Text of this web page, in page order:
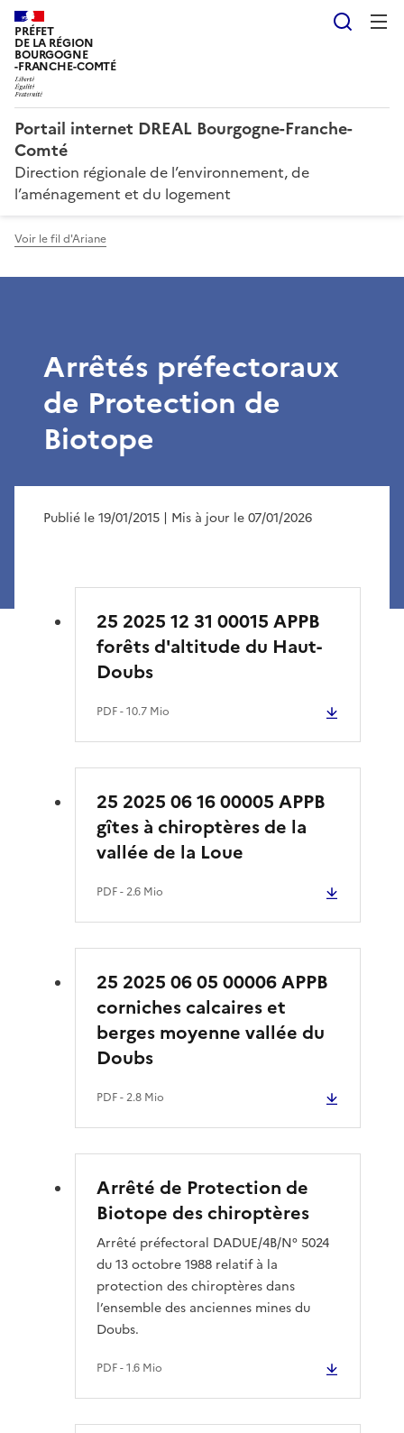
PRÉFET
DE LA RÉGION
BOURGOGNE
-FRANCHE-COMTÉ
Portail internet DREAL Bourgogne-Franche-
Comté
Direction régionale de l’environnement, de
l’aménagement et du logement
Voir le fil d'Ariane
Arrêtés préfectoraux
de Protection de
Biotope
Publié le 19/01/2015 | Mis à jour le 07/01/2026
25 2025 12 31 00015 APPB
forêts d'altitude du Haut-
Doubs
PDF- 10.7 Mio
25 2025 06 16 00005 APPB
gîtes à chiroptères de la
vallée de la Loue
PDF- 2.6 Mio
25 2025 06 05 00006 APPB
corniches calcaires et
berges moyenne vallée du
Doubs
PDF- 2.8 Mio
Arrêté de Protection de
Biotope des chiroptères
PDF- 1.6 Mio
Arrêté préfectoral DADUE/4B/N° 5024
du 13 octobre 1988 relatif à la
protection des chiroptères dans
l’ensemble des anciennes mines du
Doubs.